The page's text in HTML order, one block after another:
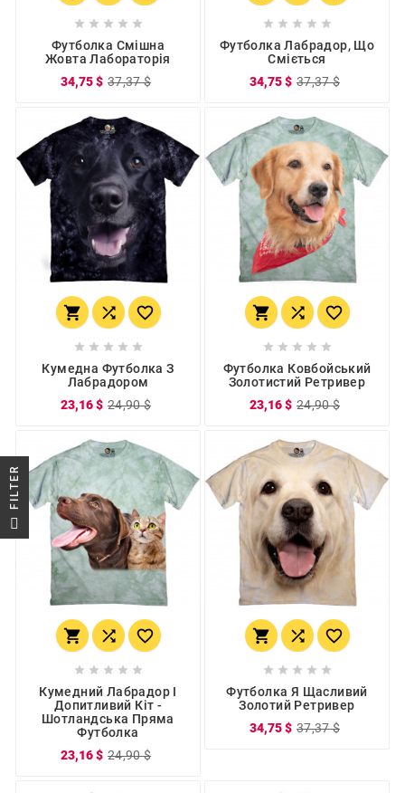
    
Футболка Смішна
Жовта Лабораторія
34,75 $ 37,37 $
    
Футболка Лабрадор, Що
Сміється
34,75 $ 37,37 $
  
    
Кумедна Футболка З
Лабрадором
23,16 $ 24,90 $
  
    
Футболка Ковбойський
Золотистий Ретривер
23,16 $ 24,90 $
  
    
Кумедний Лабрадор І
Допитливий Кіт -
Шотландська Пряма
Футболка
23,16 $ 24,90 $
  
    
Футболка Я Щасливий
Золотий Ретривер
34,75 $ 37,37 $
R